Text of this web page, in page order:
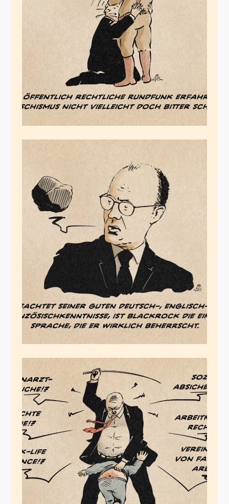
Die
Entzauberungslehrlinge
Februar 8, 2026
Blackrock
Februar 3, 2026
Aufschwungprügel
Februar 3, 2026